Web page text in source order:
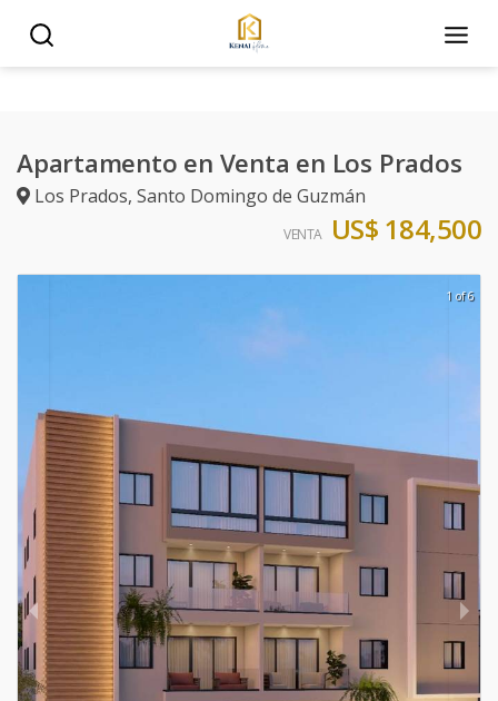
Apartamento en Venta en Los Prados
Los Prados, Santo Domingo de Guzmán
VENTA US$ 184,500
1 of 6